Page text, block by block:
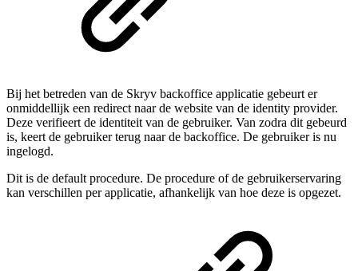
Bij het betreden van de Skryv backoffice applicatie gebeurt er
onmiddellijk een redirect naar de website van de identity provider.
Deze verifieert de identiteit van de gebruiker. Van zodra dit gebeurd
is, keert de gebruiker terug naar de backoffice. De gebruiker is nu
ingelogd.
Dit is de default procedure. De procedure of de gebruikerservaring
kan verschillen per applicatie, afhankelijk van hoe deze is opgezet.